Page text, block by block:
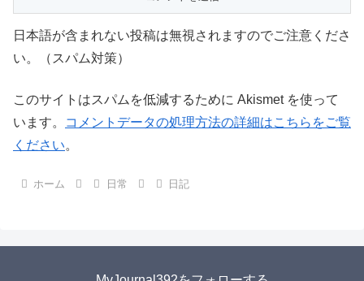
日本語が含まれない投稿は無視されますのでご注意くださ
い。（スパム対策）
このサイトはスパムを低減するために Akismet を使って
います。
コメントデータの処理方法の詳細はこちらをご覧
ください。
ホーム 日常 日記